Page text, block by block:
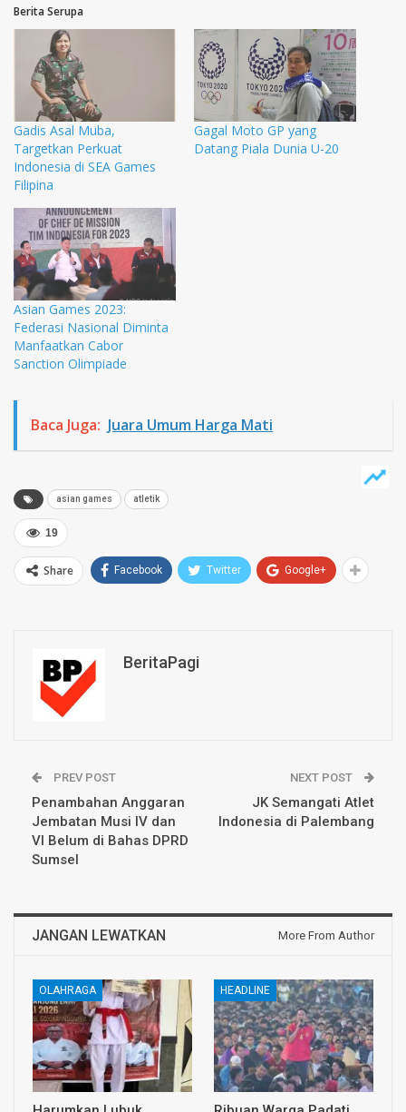
Berita Serupa
Gadis Asal Muba,
Targetkan Perkuat
Indonesia di SEA Games
Filipina
Gagal Moto GP yang
Datang Piala Dunia U-20
Asian Games 2023:
Federasi Nasional Diminta
Manfaatkan Cabor
Sanction Olimpiade
Baca Juga: Juara Umum Harga Mati
asian games atletik
19
Share Facebook Twitter Google+
BeritaPagi
PREV POST
Penambahan Anggaran
Jembatan Musi IV dan
VI Belum di Bahas DPRD
Sumsel
NEXT POST
JK Semangati Atlet
Indonesia di Palembang
JANGAN LEWATKAN More From Author
OLAHRAGA HEADLINE